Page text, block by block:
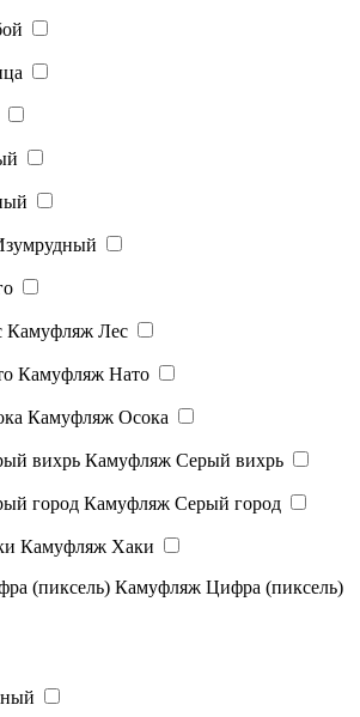
Камуфляж Лес
Камуфляж Нато
Камуфляж Осока
вихрь Камуфляж Серый вихрь
город Камуфляж Серый город
Камуфляж Хаки
(пиксель) Камуфляж Цифра (пиксель)